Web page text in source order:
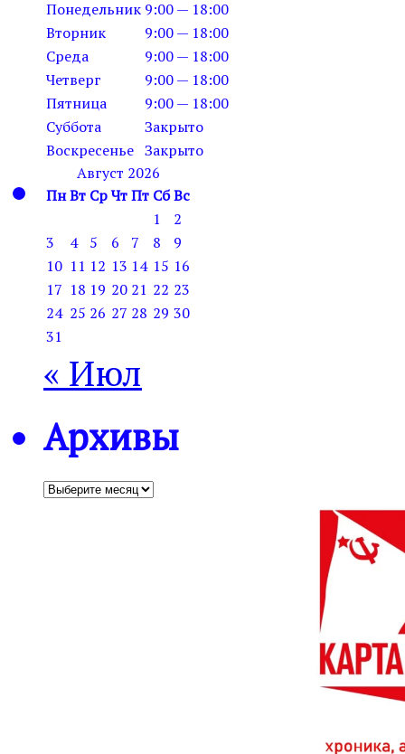
Понедельник 9:00 — 18:00
Вторник
9:00 — 18:00
Среда
9:00 — 18:00
Четверг
9:00 — 18:00
Пятница
9:00 — 18:00
Суббота
Закрыто
Воскресенье Закрыто
Август 2026
ПнВт СрЧтПт СбВс
1
2
3
4 5 6 7 8
9
10 11 12 13 14 15 16
17 18 19 20 21 22 23
24 25 26 27 28 29 30
31
« Июл
Архивы
Архивы